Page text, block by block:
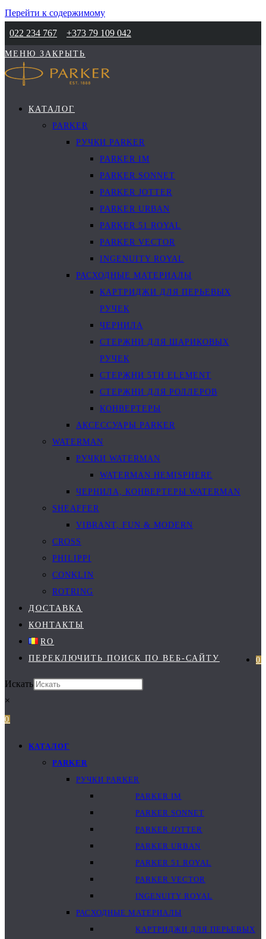
Перейти к содержимому
022 234 767
+373 79 109 042
МЕНЮ ЗАКРЫТЬ
КАТАЛОГ
PARKER
РУЧКИ PARKER
PARKER IM
PARKER SONNET
PARKER JOTTER
PARKER URBAN
PARKER 51 ROYAL
PARKER VECTOR
INGENUITY ROYAL
РАСХОДНЫЕ МАТЕРИАЛЫ
КАРТРИДЖИ ДЛЯ ПЕРЬЕВЫХ
РУЧЕК
ЧЕРНИЛА
СТЕРЖНИ ДЛЯ ШАРИКОВЫХ
РУЧЕК
СТЕРЖНИ 5TH ELEMENT
СТЕРЖНИ ДЛЯ РОЛЛЕРОВ
КОНВЕРТЕРЫ
АКСЕССУАРЫ PARKER
WATERMAN
РУЧКИ WATERMAN
WATERMAN HEMISPHERE
ЧЕРНИЛА, КОНВЕРТЕРЫ WATERMAN
SHEAFFER
VIBRANT, FUN & MODERN
CROSS
PHILIPPI
CONKLIN
ROTRING
ДОСТАВКА
КОНТАКТЫ
RO
0
ПЕРЕКЛЮЧИТЬ ПОИСК ПО ВЕБ-САЙТУ
Искать
×
0
КАТАЛОГ
PARKER
РУЧКИ PARKER
PARKER IM
PARKER SONNET
PARKER JOTTER
PARKER URBAN
PARKER 51 ROYAL
PARKER VECTOR
INGENUITY ROYAL
РАСХОДНЫЕ МАТЕРИАЛЫ
КАРТРИДЖИ ДЛЯ ПЕРЬЕВЫХ